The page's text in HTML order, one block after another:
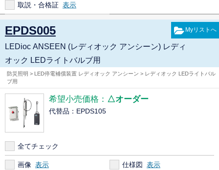
取説・合格証
EPDS005
LEDioc ANSEEN (レディオック アンシーン) レディ
オック LEDライトバルブ用
防災照明 > LED停電補償装置 レディオック アンシーン > レディオック LEDライトバル
ブ用
希望小売価格： △オーダー
代替品：EPDS105
全てチェック
画像 仕様図